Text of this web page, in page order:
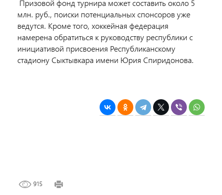
Призовой фонд турнира может составить около 5
млн. руб., поиски потенциальных спонсоров уже
ведутся. Кроме того, хоккейная федерация
намерена обратиться к руководству республики с
инициативой присвоения Республиканскому
стадиону Сыктывкара имени Юрия Спиридонова.
915